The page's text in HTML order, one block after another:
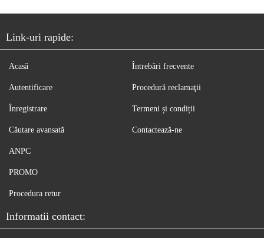
Link-uri rapide:
Acasă
Autentificare
Înregistrare
Căutare avansată
Întrebări frecvente
Procedură reclamaţii
Termeni și condiții
Contactează-ne
ANPC
PROMO
Procedura retur
Informatii contact: